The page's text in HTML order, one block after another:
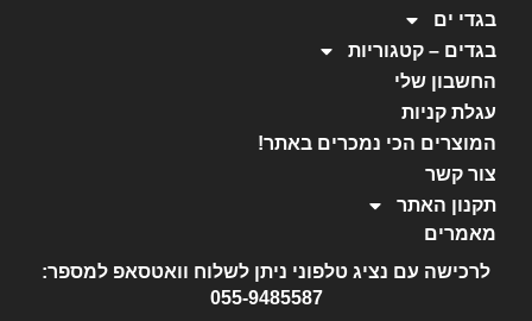
בגדי ים
בגדים – קטגוריות
החשבון שלי
עגלת קניות
המוצרים הכי נמכרים באתר!
צור קשר
תקנון האתר
מאמרים
לרכישה עם נציג טלפוני ניתן לשלוח וואטסאפ למספר:
055-9485587